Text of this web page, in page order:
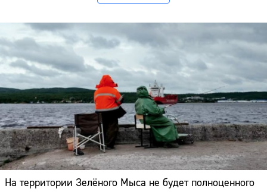
На территории Зелёного Мыса не будет полноценного